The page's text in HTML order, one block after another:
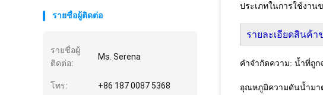
รายชื่อผู้ติดต่อ
รายชื่อผู้
ติดต่อ:
Ms. Serena
โทร: +86 187 0087 5368
ประเภทในการใช้งาน
รายละเอียดสินค้า
คำจำกัดความ: น้ำที่ถู
อุณหภูมิความดันน้ำมา